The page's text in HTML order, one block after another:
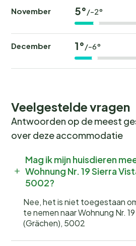
November 5° /-2°
December 1° /-6°
Veelgestelde vragen
Antwoorden op de meest
over deze accommodatie
Mag ik mijn huisdieren
Wohnung Nr. 19 Sierra
5002?
Nee, het is niet toegestaan
te nemen naar Wohnung Nr.
(Grächen), 5002